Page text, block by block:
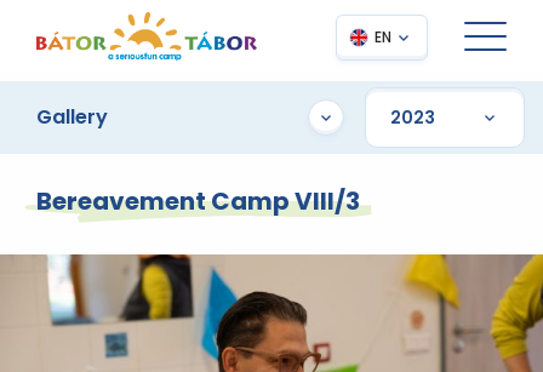
EN
Gallery
Bereavement Camp VIII/3